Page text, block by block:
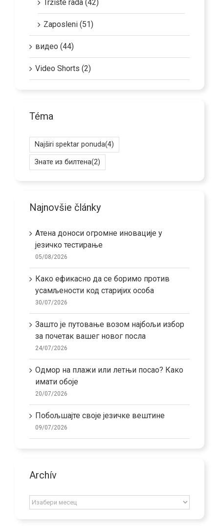
Tržište rada (42)
Zaposleni (51)
видео (44)
Video Shorts (2)
Téma
Najširi spektar ponuda(4)
Знате из билтена(2)
Najnovšie články
Атена доноси огромне иновације у
језичко тестирање
05/08/2026
Како ефикасно да се боримо против
усамљености код старијих особа
30/07/2026
Зашто је путовање возом најбољи избор
за почетак вашег новог посла
24/07/2026
Одмор на плажи или летњи посао? Како
имати обоје
20/07/2026
Побољшајте своје језичке вештине
09/07/2026
Archív
Archív